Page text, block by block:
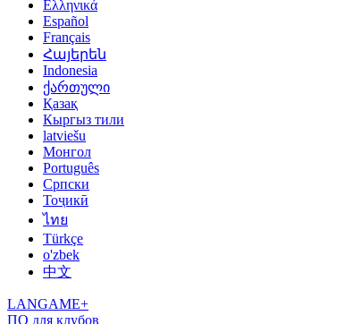
Ελληνικά
Español
Français
Հայերեն
Indonesia
ქართული
Қазақ
Кыргыз тили
latviešu
Монгол
Português
Српски
Тоҷикӣ
ไทย
Türkçe
o'zbek
中文
LANGAME+
ПО для клубов